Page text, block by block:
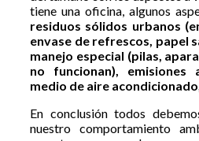
tiene una oficina, algunos
residuos sólidos urbanos
envase de refrescos, papel
manejo especial (pilas,
no funcionan),
medio de aire
En conclusión todos
nuestro comportamiento